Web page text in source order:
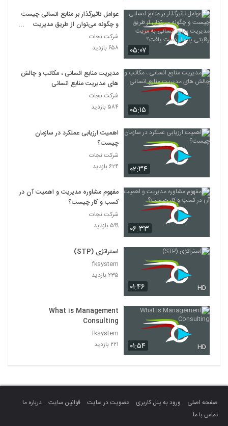
۰۵:۰۷
عوامل تاثیرگذار بر منابع انسانی چیست
و چگونه می‌توان از طریق مدیریت
منابع انسانی به مزیت رقابتی پایدار
دست یافت؟
شرکت نجات
۶۵۸ بازدید
۰۵:۱۵
مدیریت منابع انسانی ، مکاتب و چالش
های مدیریت منابع انسانی
شرکت نجات
۵۸۴ بازدید
۰۲:۳۴
اهمیت ارزیابی عملکرد در سازمان
چیست؟
شرکت نجات
۶۲۴ بازدید
۰۶:۳۳
مفهوم مشاوره مدیریت و اهمیت آن در
کسب و کار چیست؟
شرکت نجات
۵۹۹ بازدید
۰۱:۴۶ HD
استراتژی (STP)
fksystem
۲۳۵ بازدید
۰۱:۵۴ HD
What is Management
Consulting
fksystem
۲۲۱ بازدید
صفحه اصلی ورود به پنل کاربری عضویت در سایت قوانین سایت
درباره ما
تماس با ما